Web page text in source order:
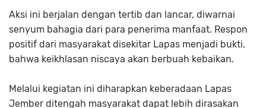
Aksi ini berjalan dengan tertib dan lancar, diwarnai
senyum bahagia dari para penerima manfaat. Respon
positif dari masyarakat disekitar Lapas menjadi bukti,
bahwa keikhlasan niscaya akan berbuah kebaikan.
Melalui kegiatan ini diharapkan keberadaan Lapas
Jember ditengah masyarakat dapat lebih dirasakan